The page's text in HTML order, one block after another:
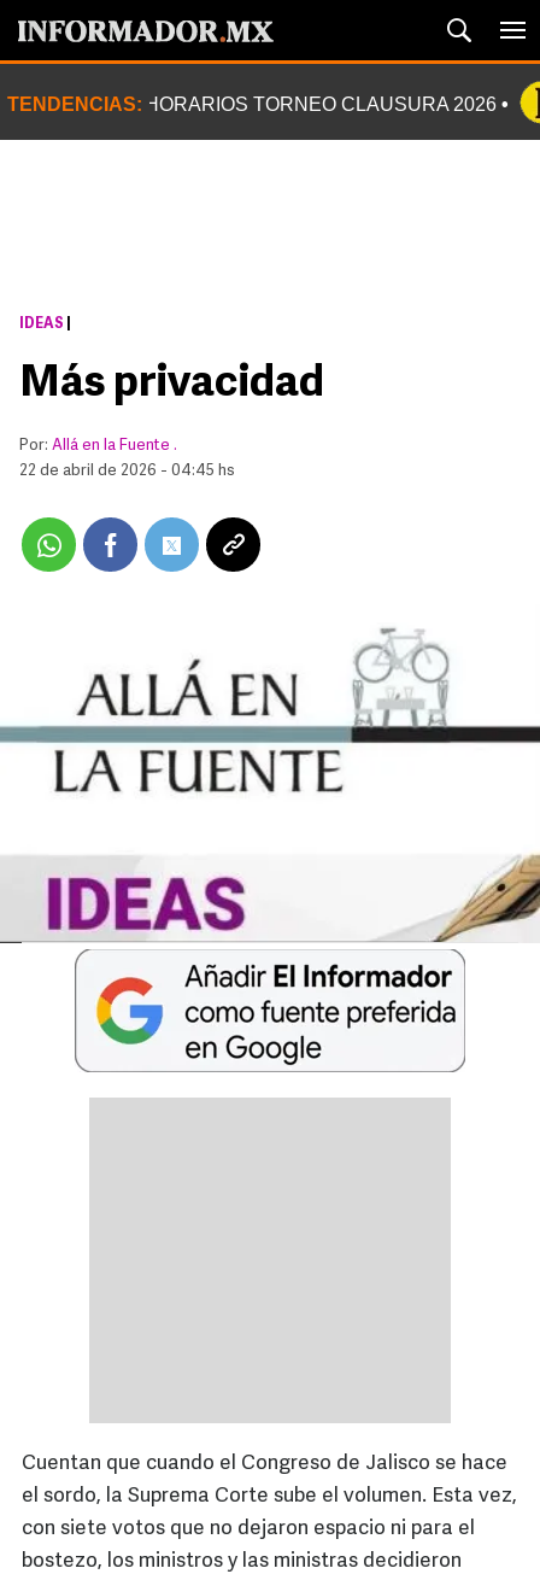
TENDENCIAS: HORARIOS TORNEO CLAUSURA 2026
IDEAS
Más privacidad
Por: Allá en la Fuente .
22 de abril de 2026 - 04:45 hs
Cuentan que cuando el Congreso de Jalisco se hace
el sordo, la Suprema Corte sube el volumen. Esta vez,
con siete votos que no dejaron espacio ni para el
bostezo, los ministros y las ministras decidieron